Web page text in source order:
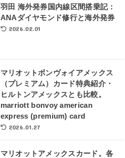
羽田 海外発券国内線区間搭乗記：
ANAダイヤモンド修行と海外発券
2026.02.01
マリオットボンヴォイアメックス
（プレミアム）カード特典紹介・
ヒルトンアメックスとも比較。
marriott bonvoy american
express (premium) card
2026.01.27
マリオットアメックスカード。各